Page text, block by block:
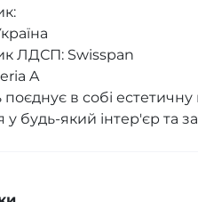
ЛДСП: Swisspan
A
в собі естетичну
будь-який інтер'єр та